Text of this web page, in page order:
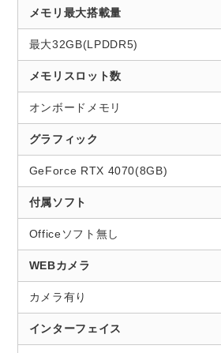
メモリ最大搭載量
最大32GB(LPDDR5)
メモリスロット数
オンボードメモリ
グラフィック
GeForce RTX 4070(8GB)
付属ソフト
Officeソフト無し
WEBカメラ
カメラ有り
インターフェイス